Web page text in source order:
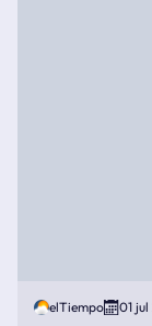
elTiempo 01